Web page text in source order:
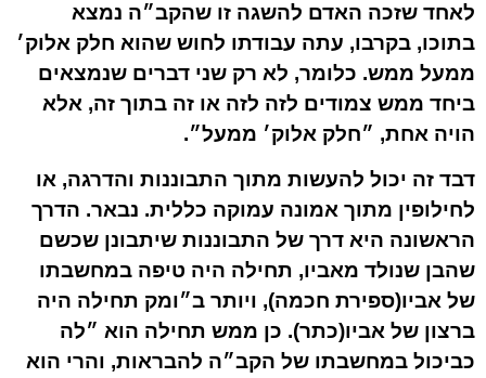
לאחד שזכה האדם להשגה זו שהקב״ה נמצא
בתוכו, בקרבו, עתה עבודתו לחוש שהוא חלק אלוק׳
ממעל ממש. כלומר, לא רק שני דברים שנמצאים
ביחד ממש צמודים לזה לזה או זה בתוך זה, אלא
הויה אחת, ״חלק אלוק׳ ממעל״.
דבד זה יכול להעשות מתוך התבוננות והדרגה, או
לחילופין מתוך אמונה עמוקה כללית. נבאר. הדרך
הראשונה היא דרך של התבוננות שיתבונן שכשם
שהבן שנולד מאביו, תחילה היה טיפה במחשבתו
של אביו(ספירת חכמה), ויותר ב״ומק תחילה היה
ברצון של אביו(כתר). כן ממש תחילה הוא ״לה
כביכול במחשבתו של הקב״ה להבראות, והרי הוא